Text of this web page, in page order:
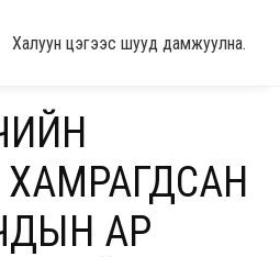
Халуун цэгээс шууд дамжуулна.
ХАМРАГДСАН
АР